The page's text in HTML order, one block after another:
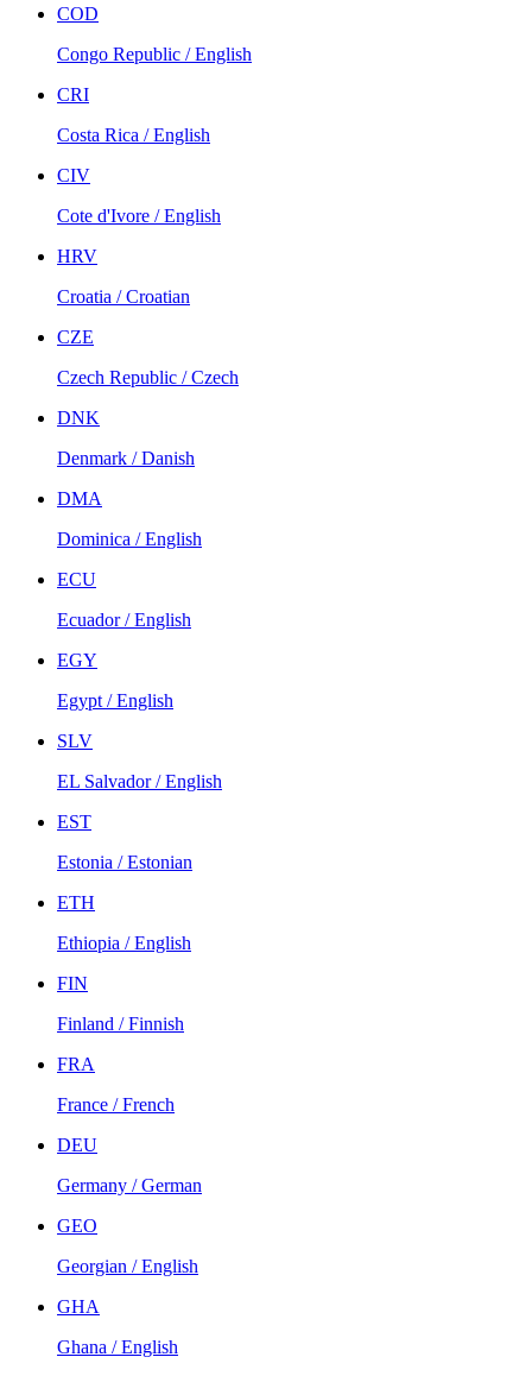
COD
Congo Republic / English
CRI
Costa Rica / English
CIV
Cote d'Ivore / English
HRV
Croatia / Croatian
CZE
Czech Republic / Czech
DNK
Denmark / Danish
DMA
Dominica / English
ECU
Ecuador / English
EGY
Egypt / English
SLV
EL Salvador / English
EST
Estonia / Estonian
ETH
Ethiopia / English
FIN
Finland / Finnish
FRA
France / French
DEU
Germany / German
GEO
Georgian / English
GHA
Ghana / English